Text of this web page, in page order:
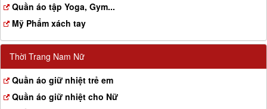
Quần áo tập Yoga, Gym...
Mỹ Phẩm xách tay
Thời Trang Nam Nữ
Quần áo giữ nhiệt trẻ em
Quần áo giữ nhiệt cho Nữ